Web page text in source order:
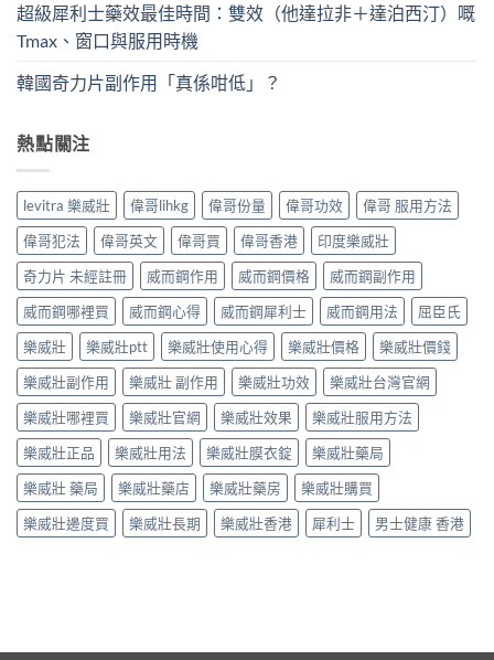
超級犀利士藥效最佳時間：雙效（他達拉非＋達泊西汀）嘅
Tmax、窗口與服用時機
韓國奇力片副作用「真係咁低」？
熱點關注
levitra 樂威壯 偉哥lihkg 偉哥份量 偉哥功效
偉哥 服用方法
偉哥犯法
偉哥英文 偉哥買 偉哥香港
印度樂威壯
奇力片 未經註冊
威而鋼作用 威而鋼價格
威而鋼副作用
威而鋼哪裡買
威而鋼心得 威而鋼犀利士 威而鋼用法
屈臣氏
樂威壯
樂威壯ptt 樂威壯使用心得 樂威壯價格
樂威壯價錢
樂威壯副作用
樂威壯 副作用 樂威壯功效
樂威壯台灣官網
樂威壯哪裡買
樂威壯官網 樂威壯效果
樂威壯服用方法
樂威壯正品
樂威壯用法 樂威壯膜衣錠
樂威壯藥局
樂威壯 藥局
樂威壯藥店 樂威壯藥房
樂威壯購買
樂威壯邊度買
樂威壯長期 樂威壯香港 犀利士 男士健康 香港